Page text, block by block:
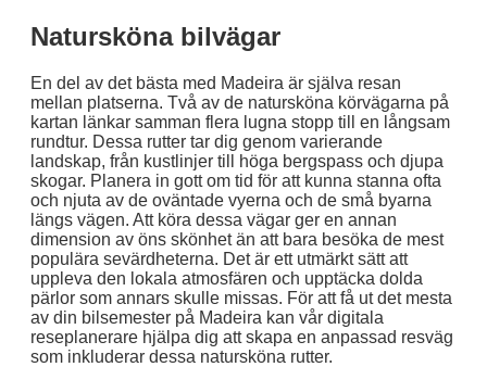
Natursköna bilvägar
En del av det bästa med Madeira är själva resan
mellan platserna. Två av de natursköna körvägarna på
kartan länkar samman flera lugna stopp till en långsam
rundtur. Dessa rutter tar dig genom varierande
landskap, från kustlinjer till höga bergspass och djupa
skogar. Planera in gott om tid för att kunna stanna ofta
och njuta av de oväntade vyerna och de små byarna
längs vägen. Att köra dessa vägar ger en annan
dimension av öns skönhet än att bara besöka de mest
populära sevärdheterna. Det är ett utmärkt sätt att
uppleva den lokala atmosfären och upptäcka dolda
pärlor som annars skulle missas. För att få ut det mesta
av din bilsemester på Madeira kan vår digitala
reseplanerare hjälpa dig att skapa en anpassad resväg
som inkluderar dessa natursköna rutter.